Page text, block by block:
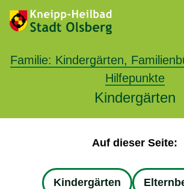
Familie: Kindergärten,
Hilfepunkte
Kindergärten
Auf dieser Seite:
Kindergärten